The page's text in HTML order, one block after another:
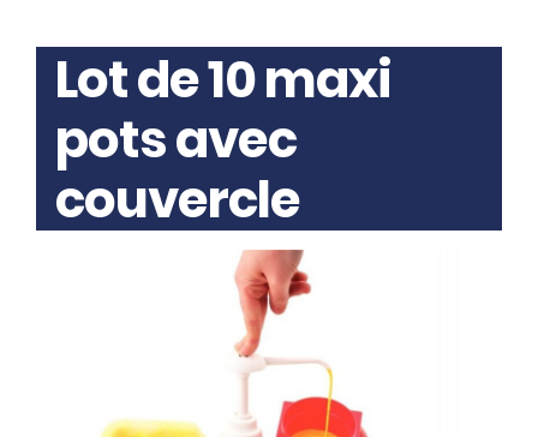
Lot de 10 maxi
pots avec
couvercle